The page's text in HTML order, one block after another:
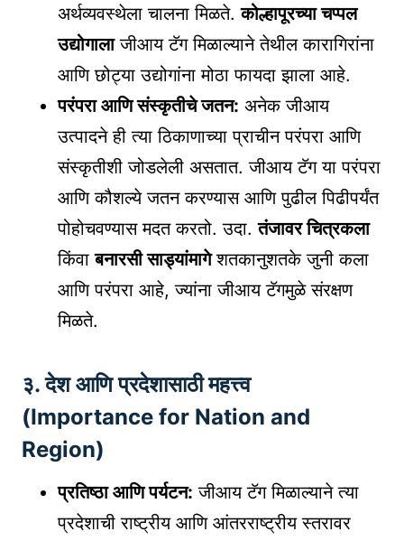
अर्थव्यवस्थेला चालना मिळते.कोल्हापूरच्या चप्पल
उद्योगालाजीआय टॅग मिळाल्याने तेथील कारागिरांना
आणि छोट्या उद्योगांना मोठा फायदा झाला आहे.
परंपरा आणि संस्कृतीचे जतन: अनेक जीआय
उत्पादने ही त्या ठिकाणाच्या प्राचीन परंपरा आणि
संस्कृतीशी जोडलेली असतात. जीआय टॅग या परंपरा
आणि कौशल्ये जतन करण्यास आणि पुढील पिढीपर्यंत
पोहोचवण्यास मदत करतो. उदा.तंजावर चित्रकला
किंवाबनारसी साड्यांमागेशतकानुशतके जुनी कला
आणि परंपरा आहे, ज्यांना जीआय टॅगमुळे संरक्षण
मिळते.
३. देश आणि प्रदेशासाठी महत्त्व
(Importance for Nation and
Region)
प्रतिष्ठा आणि पर्यटन: जीआय टॅग मिळाल्याने त्या
प्रदेशाची राष्ट्रीय आणि आंतरराष्ट्रीय स्तरावर